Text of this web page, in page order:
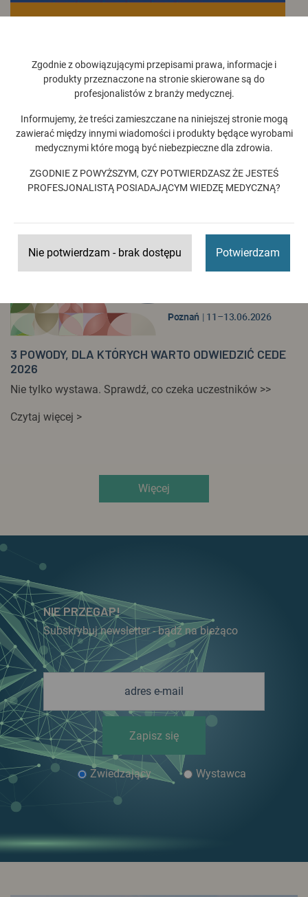
Zgodnie z obowiązującymi przepisami prawa, informacje i
produkty przeznaczone na stronie skierowane są do
profesjonalistów z branży medycznej.
Informujemy, że treści zamieszczane na niniejszej stronie mogą
zawierać między innymi wiadomości i produkty będące wyrobami
medycznymi które mogą być niebezpieczne dla zdrowia.
ZGODNIE Z POWYŻSZYM, CZY POTWIERDZASZ ŻE JESTEŚ
PROFESJONALISTĄ POSIADAJĄCYM WIEDZĘ MEDYCZNĄ?
Nie potwierdzam - brak dostępu Potwierdzam
Protetyka i stomatologia dziecięca w centrum uwagi >>
Czytaj więcej >
3 POWODY, DLA KTÓRYCH WARTO ODWIEDZIĆ CEDE
2026
Nie tylko wystawa. Sprawdź, co czeka uczestników >>
Czytaj więcej >
Więcej
NIE PRZEGAP!
Subskrybuj newsletter - bądź na bieżąco
Zapisz się
Zwiedzający Wystawca